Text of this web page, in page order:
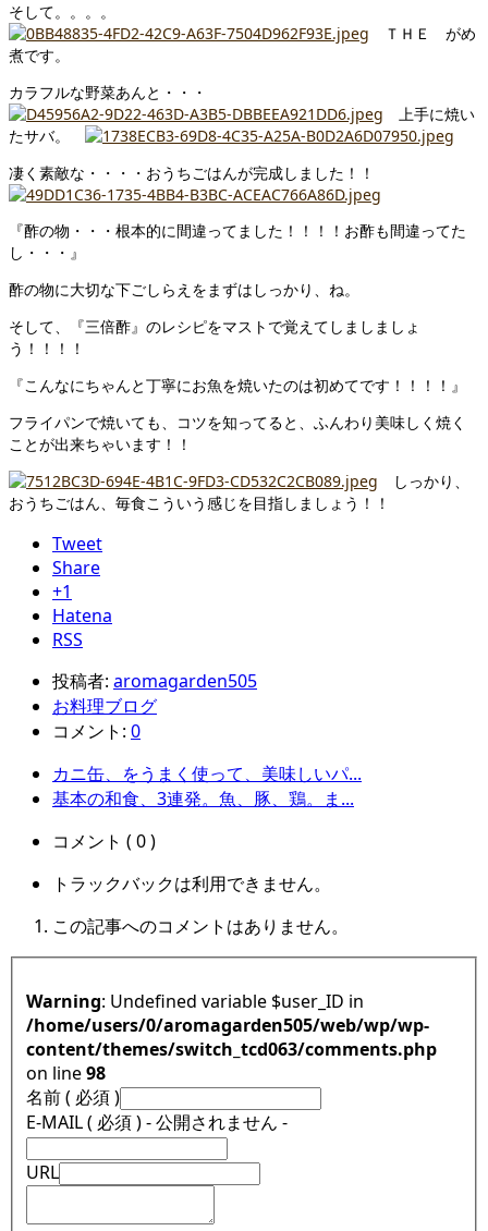
そして。。。。
ＴＨＥ がめ
煮です。
カラフルな野菜あんと・・・
上手に焼い
たサバ。
凄く素敵な・・・・おうちごはんが完成しました！！
『酢の物・・・根本的に間違ってました！！！！お酢も間違ってた
し・・・』
酢の物に大切な下ごしらえをまずはしっかり、ね。
そして、『三倍酢』のレシピをマストで覚えてしましましょ
う！！！！
『こんなにちゃんと丁寧にお魚を焼いたのは初めてです！！！！』
フライパンで焼いても、コツを知ってると、ふんわり美味しく焼く
ことが出来ちゃいます！！
しっかり、
おうちごはん、毎食こういう感じを目指しましょう！！
Tweet
Share
+1
Hatena
RSS
投稿者: aromagarden505
お料理ブログ
コメント: 0
カニ缶、をうまく使って、美味しいパ...
基本の和食、3連発。魚、豚、鶏。ま...
コメント ( 0 )
トラックバックは利用できません。
この記事へのコメントはありません。
Warning : Undefined variable $user_ID in
/home/users/0/aromagarden505/web/wp/wp-
content/themes/switch_tcd063/comments.php
on line98
名前 ( 必須 )
E-MAIL ( 必須 ) - 公開されません -
URL